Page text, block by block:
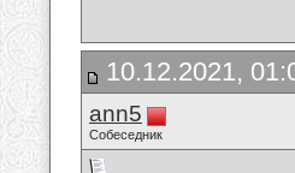
10.12.2021,
ann5
Собеседник